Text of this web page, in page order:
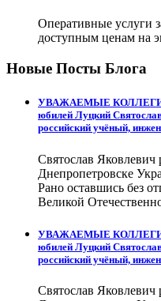
Оперативные услуги
доступным ценам на
Новые Посты Блога
УВАЖАЕМЫЕ КОЛЛЕГИ! 11
юбилей Луцкий
российский учёный,
Святослав Яковлевич
Днепропетровске
Рано оставшись без
Великой
УВАЖАЕМЫЕ КОЛЛЕГИ! 11
юбилей Луцкий
российский учёный,
Святослав Яковлевич